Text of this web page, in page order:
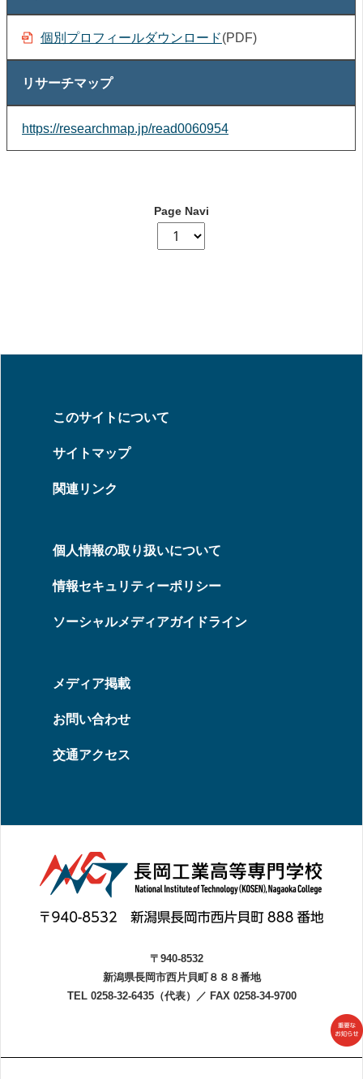
個別プロフィールダウンロード(PDF)
リサーチマップ
https://researchmap.jp/read0060954
このサイトについて
サイトマップ
関連リンク
個人情報の取り扱いについて
情報セキュリティーポリシー
ソーシャルメディアガイドライン
メディア掲載
お問い合わせ
交通アクセス
〒940-8532
新潟県長岡市西片貝町８８８番地
TEL 0258-32-6435（代表）
／ FAX 0258-34-9700